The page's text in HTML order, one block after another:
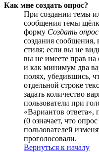
Как мне создать опрос?
При создании темы
сообщения темы
форму Создать опрос
создания сообщения,
стиля; если вы не
вы не имеете прав на
и как минимум два
полях, убедившись,
отдельной строке
задать количество
пользователи при
«Вариантов ответа»,
(0 означает, что
пользователей
проголосовали.
Вернуться к началу